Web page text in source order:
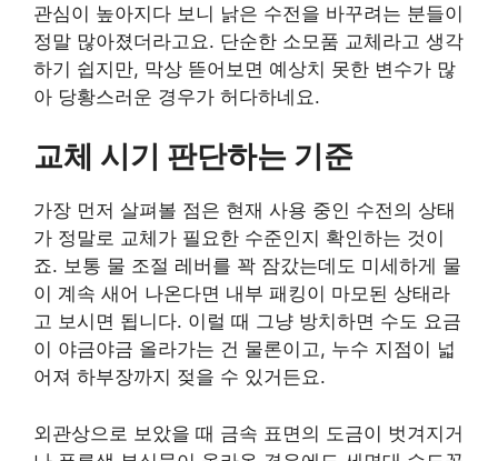
관심이 높아지다 보니 낡은 수전을 바꾸려는 분들이
정말 많아졌더라고요. 단순한 소모품 교체라고 생각
하기 쉽지만, 막상 뜯어보면 예상치 못한 변수가 많
아 당황스러운 경우가 허다하네요.
교체 시기 판단하는 기준
가장 먼저 살펴볼 점은 현재 사용 중인 수전의 상태
가 정말로 교체가 필요한 수준인지 확인하는 것이
죠. 보통 물 조절 레버를 꽉 잠갔는데도 미세하게 물
이 계속 새어 나온다면 내부 패킹이 마모된 상태라
고 보시면 됩니다. 이럴 때 그냥 방치하면 수도 요금
이 야금야금 올라가는 건 물론이고, 누수 지점이 넓
어져 하부장까지 젖을 수 있거든요.
외관상으로 보았을 때 금속 표면의 도금이 벗겨지거